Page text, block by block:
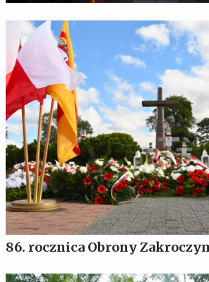
86. rocznica Obrony